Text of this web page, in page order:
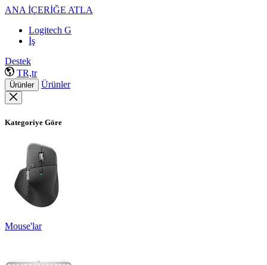
ANA İÇERİĞE ATLA
Logitech G
İş
Destek
TR,tr
Ürünler Ürünler
Kategoriye Göre
Mouse'lar